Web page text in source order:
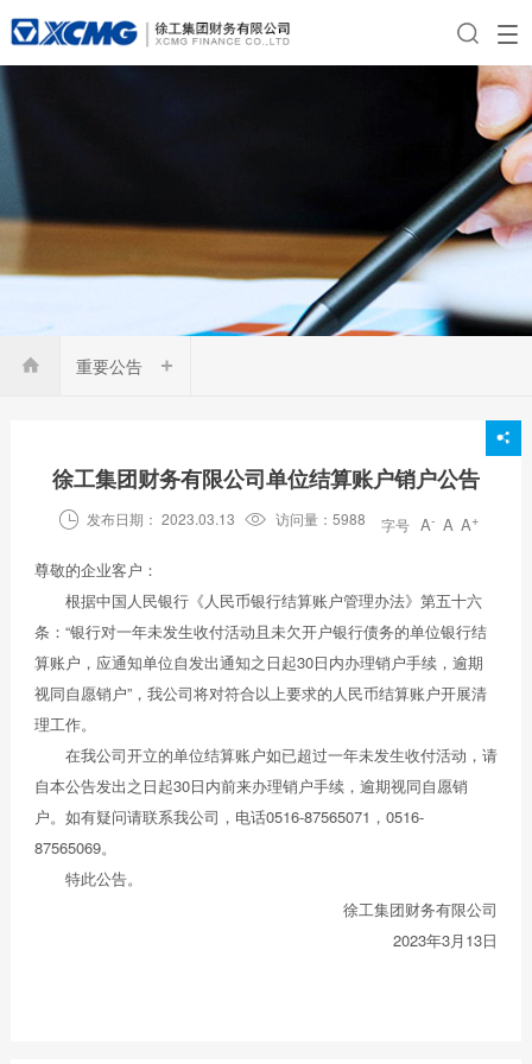
 重要公告
徐工集团财务有限公司单位结算账户销户公告
 发布日期： 2023.03.13  访问量：5988 字号 A- A A+
尊敬的企业客户：
根据中国人民银行《人民币银行结算账户管理办法》第五十六
条：“银行对一年未发生收付活动且未欠开户银行债务的单位银行结
算账户，应通知单位自发出通知之日起30日内办理销户手续，逾期
视同自愿销户”，我公司将对符合以上要求的人民币结算账户开展清
理工作。
在我公司开立的单位结算账户如已超过一年未发生收付活动，请
自本公告发出之日起30日内前来办理销户手续，逾期视同自愿销
户。如有疑问请联系我公司，电话0516-87565071，0516-
87565069。
特此公告。
徐工集团财务有限公司
2023年3月13日